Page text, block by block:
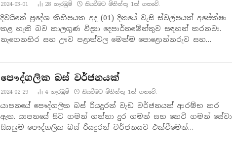
2024-03-01 28නැරඹු​ම් කියවීමට මිනිත්තු 1ක් ගතවේ.
දිවයිනේ ප්‍රදේශ කිහිපයක අද (01) දිනයේ වැසි ස්වල්පයක් අපේක්ෂා
කළ හැකි බව කාලගුණ විද්‍යා දෙපාර්තමේන්තුව සඳහන් කරනවා.
නැගෙනහිර සහ ඌව පළාත්වල මෙන්ම පොළොන්නරුව සහ
පෞද්ගලික බස් වර්ජනයක්
2024-02-29 4නැරඹු​ම් කියවීමට මිනිත්තු 1ක් ගතවේ.
යාපනයේ පෞද්ගලික බස් රියදුරන් වැඩ වර්ජනයක් ආරම්භ කර
ඇත. යාපනයේ සිට ගමන් ගන්නා දුර ගමන් සහ කෙටි ගමන් සේවා
සියලුම පෞද්ගලික බස් රියදුරන් වර්ජනයට එක්වීමෙන්…